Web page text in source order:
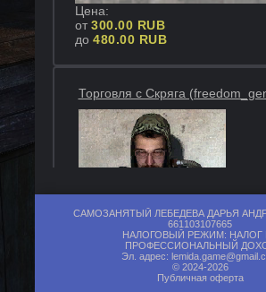
Цена:
от 300.00 RUB
до 480.00 RUB
Торговля с Скряга
САМОЗАНЯТЫЙ ЛЕБЕДЕВА ДАРЬЯ
661103107665
НАЛОГОВЫЙ РЕЖИМ: НАЛОГ
ПРОФЕССИОНАЛЬНЫЙ
Эл. адрес:
© 2024-2026
Публичная оферта